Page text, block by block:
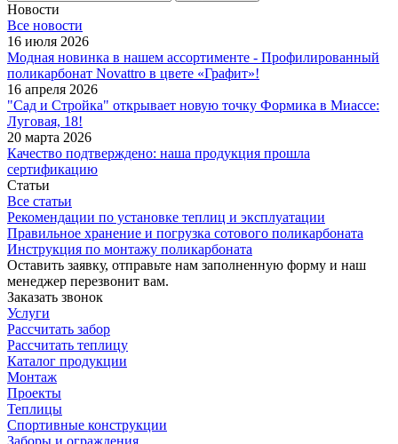
Новости
Все новости
16 июля 2026
Модная новинка в нашем ассортименте - Профилированный
поликарбонат Novattro в цвете «Графит»!
16 апреля 2026
"Сад и Стройка" открывает новую точку Формика в Миассе:
Луговая, 18!
20 марта 2026
Качество подтверждено: наша продукция прошла
сертификацию
Статьи
Все статьи
Рекомендации по установке теплиц и эксплуатации
Правильное хранение и погрузка сотового поликарбоната
Инструкция по монтажу поликарбоната
Оставить заявку, отправьте нам заполненную форму и наш
менеджер перезвонит вам.
Заказать звонок
Услуги
Рассчитать забор
Рассчитать теплицу
Каталог продукции
Монтаж
Проекты
Теплицы
Спортивные конструкции
Заборы и ограждения